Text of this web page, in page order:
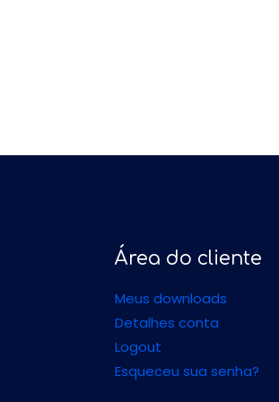
Área do cliente
Meus downloads
Detalhes conta
Logout
Esqueceu sua senha?